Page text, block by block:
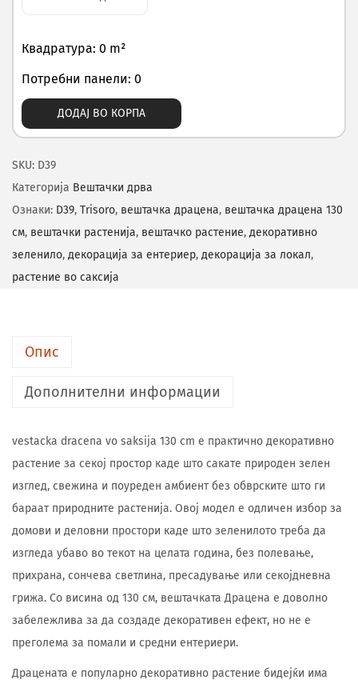
Квадратура: 0 m²
Потребни панели: 0
ДОДАЈ ВО КОРПА
SKU: D39
Категорија Вештачки дрва
Ознаки: D39, Trisoro, вештачка драцена, вештачка драцена 130
см, вештачки растенија, вештачко растение, декоративно
зеленило, декорација за ентериер, декорација за локал,
растение во саксија
Опис
Дополнителни информации
vestacka dracena vo saksija 130 cm е практично декоративно
растение за секој простор каде што сакате природен зелен
изглед, свежина и поуреден амбиент без обврските што ги
бараат природните растенија. Овој модел е одличен избор за
домови и деловни простори каде што зеленилото треба да
изгледа убаво во текот на целата година, без полевање,
прихрана, сончева светлина, пресадување или секојдневна
грижа. Со висина од 130 см, вештачката Драцена е доволно
забележлива за да создаде декоративен ефект, но не е
преголема за помали и средни ентериери.
Драцената е популарно декоративно растение бидејќи има